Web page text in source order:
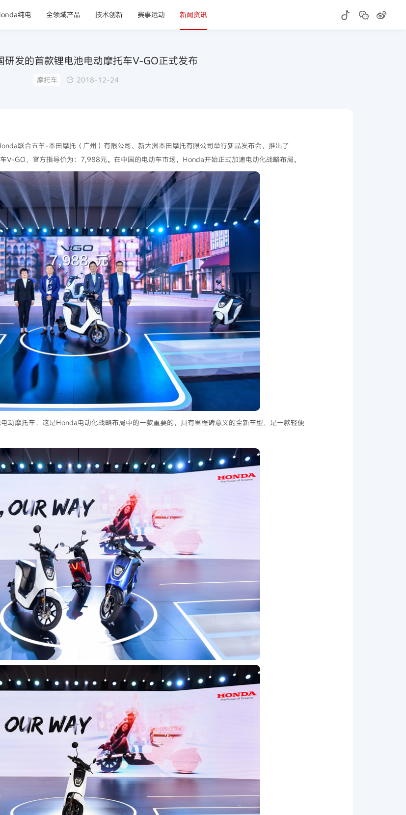
纯电 全领域产品 技术创新 赛事运动 新闻资讯
研发的首款锂电池电动摩托车V-GO正式发布
摩托车 2018-12-24
联合五羊-本田摩托（广州）有限公司、新大洲本田摩托有限公司举行新品发布会，推出了
GO，官方指导价为：7,988元。在中国的电动车市场，Honda开始正式加速电动化战略布局。
动摩托车，这是Honda电动化战略布局中的一款重要的，具有里程碑意义的全新车型，是一款轻便